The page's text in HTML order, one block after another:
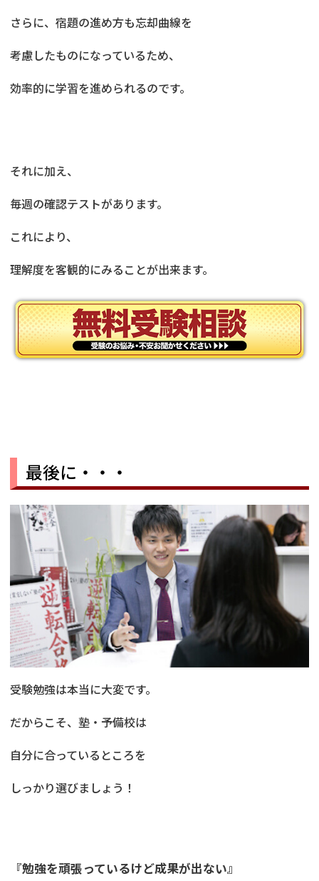
さらに、宿題の進め方も忘却曲線を
考慮したものになっているため、
効率的に学習を進められるのです。
それに加え、
毎週の確認テストがあります。
これにより、
理解度を客観的にみることが出来ます。
最後に・・・
受験勉強は本当に大変です。
だからこそ、塾・予備校は
自分に合っているところを
しっかり選びましょう！
『勉強を頑張っているけど成果が出ない』